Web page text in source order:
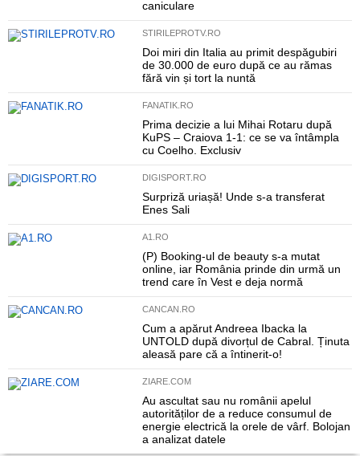
caniculare
STIRILEPROTV.RO
Doi miri din Italia au primit despăgubiri
de 30.000 de euro după ce au rămas
fără vin și tort la nuntă
FANATIK.RO
Prima decizie a lui Mihai Rotaru după
KuPS – Craiova 1-1: ce se va întâmpla
cu Coelho. Exclusiv
DIGISPORT.RO
Surpriză uriașă! Unde s-a transferat
Enes Sali
A1.RO
(P) Booking-ul de beauty s-a mutat
online, iar România prinde din urmă un
trend care în Vest e deja normă
CANCAN.RO
Cum a apărut Andreea Ibacka la
UNTOLD după divorțul de Cabral. Ținuta
aleasă pare că a întinerit-o!
ZIARE.COM
Au ascultat sau nu românii apelul
autorităților de a reduce consumul de
energie electrică la orele de vârf. Bolojan
a analizat datele